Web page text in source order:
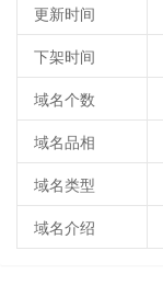
更新时间
下架时间
域名个数
域名品相
域名类型
域名介绍